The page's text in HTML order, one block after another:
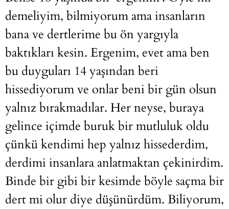
demeliyim, bilmiyorum ama insanların
bana ve dertlerime bu ön yargıyla
baktıkları kesin. Ergenim, evet ama ben
bu duyguları 14 yaşından beri
hissediyorum ve onlar beni bir gün olsun
yalnız bırakmadılar. Her neyse, buraya
gelince içimde buruk bir mutluluk oldu
çünkü kendimi hep yalnız hissederdim,
derdimi insanlara anlatmaktan çekinirdim.
Binde bir gibi bir kesimde böyle saçma bir
dert mi olur diye düşünürdüm. Biliyorum,